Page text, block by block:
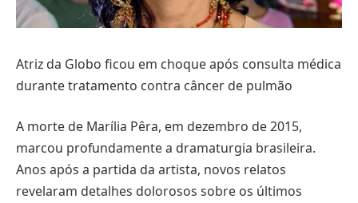
Atriz da Globo ficou em choque após consulta médica
durante tratamento contra câncer de pulmão
A morte de Marília Pêra, em dezembro de 2015,
marcou profundamente a dramaturgia brasileira.
Anos após a partida da artista, novos relatos
revelaram detalhes dolorosos sobre os últimos